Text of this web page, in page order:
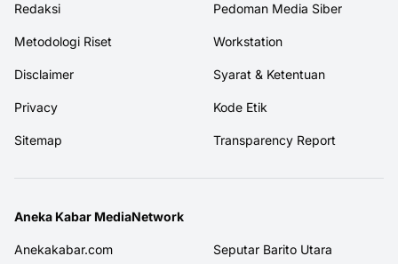
Redaksi Pedoman Media Siber
Metodologi Riset Workstation
Disclaimer Syarat & Ketentuan
Privacy Kode Etik
Sitemap Transparency Report
Aneka Kabar MediaNetwork
Anekakabar.com Seputar Barito Utara